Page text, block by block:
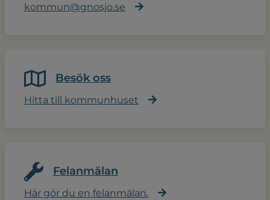
kommun@gnosjo.se
Besök oss
Hitta till kommunhuset
Felanmälan
Här gör du en felanmälan.